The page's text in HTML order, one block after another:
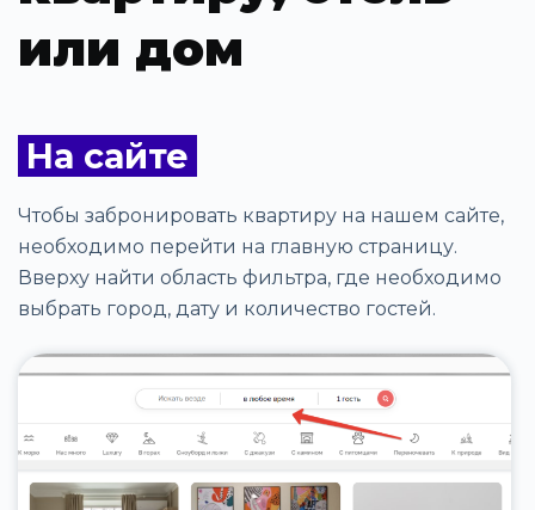
или дом
На сайте
Чтобы забронировать квартиру на нашем сайте,
необходимо перейти на главную страницу.
Вверху найти область фильтра, где необходимо
выбрать город, дату и количество гостей.